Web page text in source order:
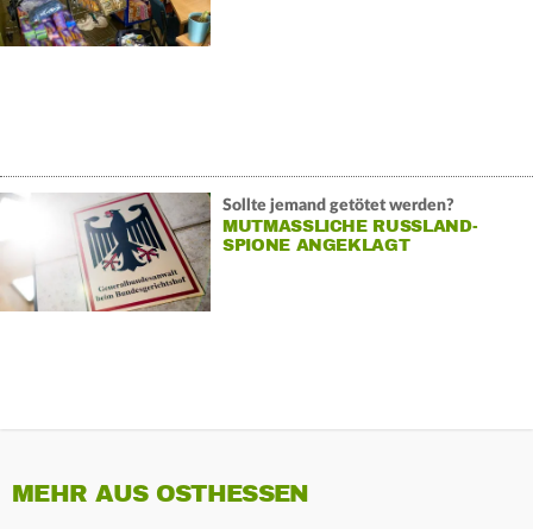
Sollte jemand getötet werden?
MUTMASSLICHE RUSSLAND-S
PIONE ANGEKLAGT
MEHR AUS OSTHESSEN